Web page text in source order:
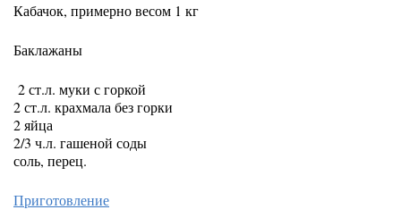
Кабачок, примерно весом 1 кг
Баклажаны
2 ст.л. муки с горкой
2 ст.л. крахмала без горки
2 яйца
2/3 ч.л. гашеной соды
соль, перец.
Приготовление